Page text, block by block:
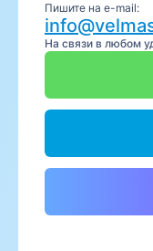
Пишите на e-mail:
На связи в любом